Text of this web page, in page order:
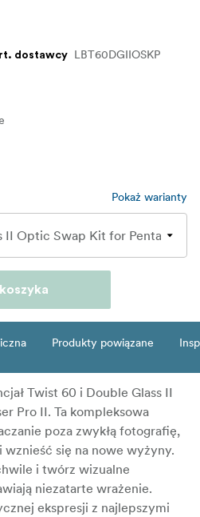
dostawcy LBT60DGIIOSKP
Pokaż warianty
Produkty powiązane
Twist 60 i Double Glass II
Pro II. Ta kompleksowa
poza zwykłą fotografię,
się na nowe wyżyny.
i twórz wizualne
niezatarte wrażenie.
ekspresji z najlepszymi